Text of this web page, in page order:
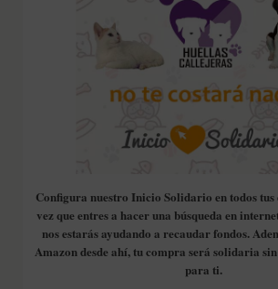
Configura nuestro Inicio Solidario en todos tus
vez que entres a hacer una búsqueda en
nos estarás ayudando a recaudar fondos.
Amazon desde ahí, tu compra será solidaria
para ti.